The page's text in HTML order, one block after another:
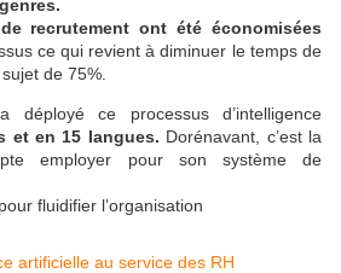
recrutement ont été économisées
ce qui revient à diminuer le temps de
de 75%.
déployé ce processus d’intelligence
et en 15 langues. Dorénavant, c’est la
employer pour son système de
fluidifier l’organisation